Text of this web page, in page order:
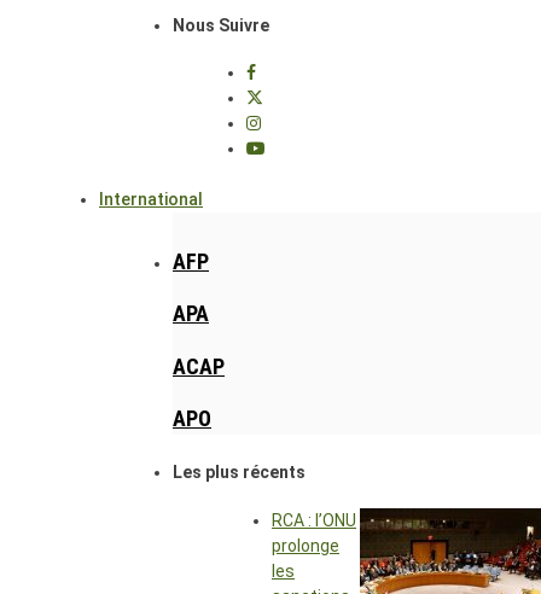
Nous Suivre
International
AFP
APA
ACAP
APO
Les plus récents
RCA : l’ONU
prolonge
les